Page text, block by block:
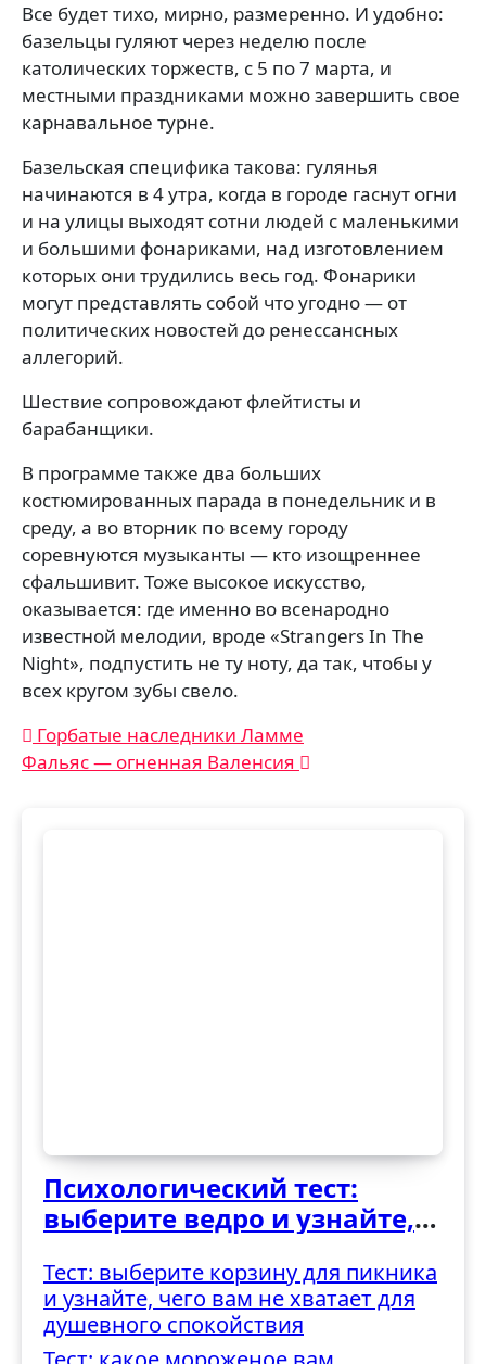
Все будет тихо, мирно, размеренно. И удобно:
базельцы гуляют через неделю после
католических торжеств, с 5 по 7 марта, и
местными праздниками можно завершить свое
карнавальное турне.
Базельская специфика такова: гулянья
начинаются в 4 утра, когда в городе гаснут огни
и на улицы выходят сотни людей с маленькими
и большими фонариками, над изготовлением
которых они трудились весь год. Фонарики
могут представлять собой что угодно — от
политических новостей до ренессансных
аллегорий.
Шествие сопровождают флейтисты и
барабанщики.
В программе также два больших
костюмированных парада в понедельник и в
среду, а во вторник по всему городу
соревнуются музыканты — кто изощреннее
сфальшивит. Тоже высокое искусство,
оказывается: где именно во всенародно
известной мелодии, вроде «Strangers In The
Night», подпустить не ту ноту, да так, чтобы у
всех кругом зубы свело.
Навигация
по
Горбатые наследники Ламме
Фальяс — огненная Валенсия
Психологический тест:
выберите ведро и узнайте,
трудностями
Тест: выберите корзину для пикника
и узнайте, чего вам не хватает для
душевного спокойствия